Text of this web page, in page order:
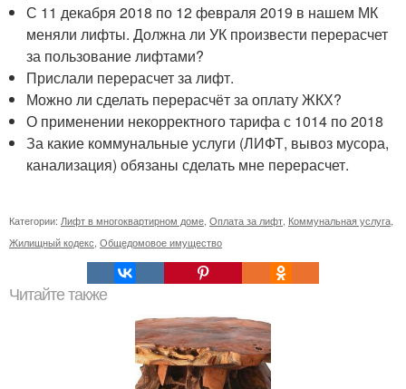
С 11 декабря 2018 по 12 февраля 2019 в нашем МК
меняли лифты. Должна ли УК произвести перерасчет
за пользование лифтами?
Прислали перерасчет за лифт.
Можно ли сделать перерасчёт за оплату ЖКХ?
О применении некорректного тарифа с 1014 по 2018
За какие коммунальные услуги (ЛИФТ, вывоз мусора,
канализация) обязаны сделать мне перерасчет.
Категории: Лифт в многоквартирном доме Оплата за лифт Коммунальная услуга
Жилищный кодекс Общедомовое имущество
Читайте также